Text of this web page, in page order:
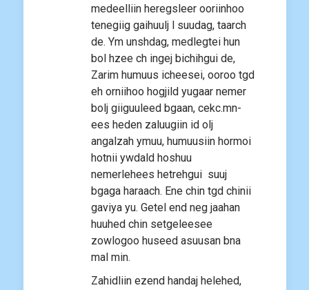
medeelliin heregsleer ooriinhoo
tenegiig gaihuulj l suudag, taarch
de. Ym unshdag, medlegtei hun
bol hzee ch ingej bichihgui de,
Zarim humuus icheesei, ooroo tgd
eh orniihoo hogjild yugaar nemer
bolj giiguuleed bgaan, cekc.mn-
ees heden zaluugiin id olj
angalzah ymuu, humuusiin hormoi
hotnii ywdald hoshuu
nemerlehees hetrehgui suuj
bgaga haraach. Ene chin tgd chinii
gaviya yu. Getel end neg jaahan
huuhed chin setgeleesee
zowlogoo huseed asuusan bna
mal min.
Zahidliin ezend handaj helehed,